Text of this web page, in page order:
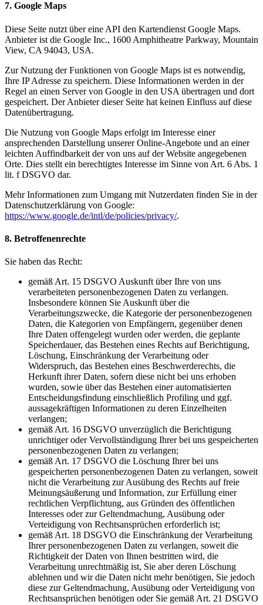
7. Google Maps
Diese Seite nutzt über eine API den Kartendienst Google Maps.
Anbieter ist die Google Inc., 1600 Amphitheatre Parkway, Mountain
View, CA 94043, USA.
Zur Nutzung der Funktionen von Google Maps ist es notwendig,
Ihre IP Adresse zu speichern. Diese Informationen werden in der
Regel an einen Server von Google in den USA übertragen und dort
gespeichert. Der Anbieter dieser Seite hat keinen Einfluss auf diese
Datenübertragung.
Die Nutzung von Google Maps erfolgt im Interesse einer
ansprechenden Darstellung unserer Online-Angebote und an einer
leichten Auffindbarkeit der von uns auf der Website angegebenen
Orte. Dies stellt ein berechtigtes Interesse im Sinne von Art. 6 Abs. 1
lit. f DSGVO dar.
Mehr Informationen zum Umgang mit Nutzerdaten finden Sie in der
Datenschutzerklärung von Google:
https://www.google.de/intl/de/policies/privacy/.
8. Betroffenenrechte
Sie haben das Recht:
gemäß Art. 15 DSGVO Auskunft über Ihre von uns
verarbeiteten personenbezogenen Daten zu verlangen.
Insbesondere können Sie Auskunft über die
Verarbeitungszwecke, die Kategorie der personenbezogenen
Daten, die Kategorien von Empfängern, gegenüber denen
Ihre Daten offengelegt wurden oder werden, die geplante
Speicherdauer, das Bestehen eines Rechts auf Berichtigung,
Löschung, Einschränkung der Verarbeitung oder
Widerspruch, das Bestehen eines Beschwerderechts, die
Herkunft ihrer Daten, sofern diese nicht bei uns erhoben
wurden, sowie über das Bestehen einer automatisierten
Entscheidungsfindung einschließlich Profiling und ggf.
aussagekräftigen Informationen zu deren Einzelheiten
verlangen;
gemäß Art. 16 DSGVO unverzüglich die Berichtigung
unrichtiger oder Vervollständigung Ihrer bei uns gespeicherten
personenbezogenen Daten zu verlangen;
gemäß Art. 17 DSGVO die Löschung Ihrer bei uns
gespeicherten personenbezogenen Daten zu verlangen, soweit
nicht die Verarbeitung zur Ausübung des Rechts auf freie
Meinungsäußerung und Information, zur Erfüllung einer
rechtlichen Verpflichtung, aus Gründen des öffentlichen
Interesses oder zur Geltendmachung, Ausübung oder
Verteidigung von Rechtsansprüchen erforderlich ist;
gemäß Art. 18 DSGVO die Einschränkung der Verarbeitung
Ihrer personenbezogenen Daten zu verlangen, soweit die
Richtigkeit der Daten von Ihnen bestritten wird, die
Verarbeitung unrechtmäßig ist, Sie aber deren Löschung
ablehnen und wir die Daten nicht mehr benötigen, Sie jedoch
diese zur Geltendmachung, Ausübung oder Verteidigung von
Rechtsansprüchen benötigen oder Sie gemäß Art. 21 DSGVO